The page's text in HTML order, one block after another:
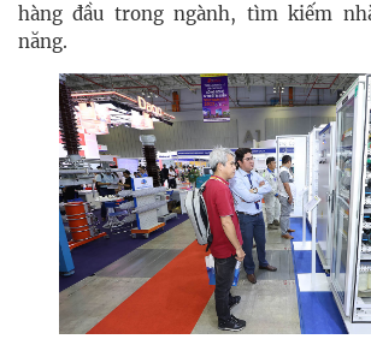
hàng đầu trong ngành, tìm kiếm
năng.